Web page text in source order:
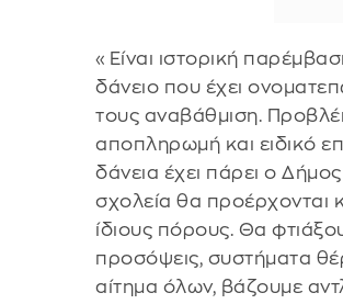
«Είναι ιστορική
δάνειο που έχει
τους αναβάθμιση.
αποπληρωμή και ειδικό
δάνεια έχει πάρει ο
σχολεία θα προέρχονται
ίδιους πόρους. Θα
προσόψεις, συστήματα
αίτημα όλων, βάζουμε